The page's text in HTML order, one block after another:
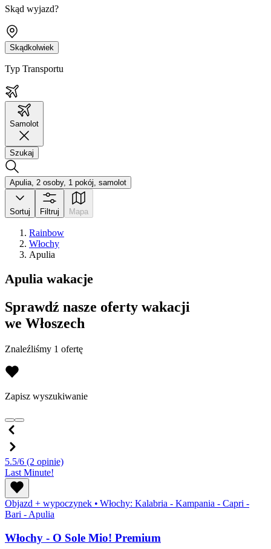
Skąd wyjazd?
Skądkolwiek
Typ Transportu
Samolot
Szukaj
Apulia, 2 osoby, 1 pokój, samolot
Sortuj Filtruj Mapa
Rainbow
Włochy
Apulia
Apulia wakacje
Sprawdź nasze oferty wakacji
we Włoszech
Znaleźliśmy 1 ofertę
Zapisz wyszukiwanie
5.5/6 (2 opinie)
Last Minute!
Objazd + wypoczynek • Włochy: Kalabria - Kampania - Capri -
Bari - Apulia
Włochy - O Sole Mio! Premium